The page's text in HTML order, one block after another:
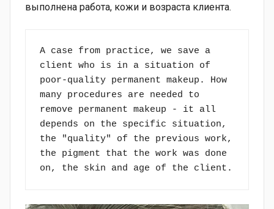
выполнена работа, кожи и возраста клиента.
A case from practice, we save a
client who is in a situation of
poor-quality permanent makeup. How
many procedures are needed to
remove permanent makeup - it all
depends on the specific situation,
the "quality" of the previous work,
the pigment that the work was done
on, the skin and age of the client.